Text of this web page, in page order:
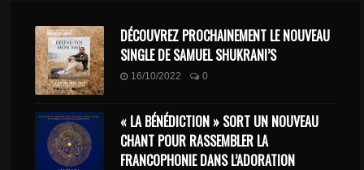
DÉCOUVREZ PROCHAINEMENT LE NOUVEAU
SINGLE DE SAMUEL SHUKRANI’S
16/10/2022 0
« LA BÉNÉDICTION » SORT UN NOUVEAU
CHANT POUR RASSEMBLER LA
FRANCOPHONIE DANS L’ADORATION